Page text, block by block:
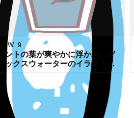
VIEW: 9
ミントの葉が爽やかに浮かぶ、デ
トックスウォーターのイラストで
す。朝のルーティン紹介ブログ、
カフェのドリンクメニュー、初夏
のライフスタイル特集など、清潔
感のあるお